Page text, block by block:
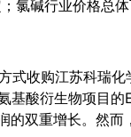
碱行业价格总
收购江苏科瑞
酸衍生物项目
双重增长。然